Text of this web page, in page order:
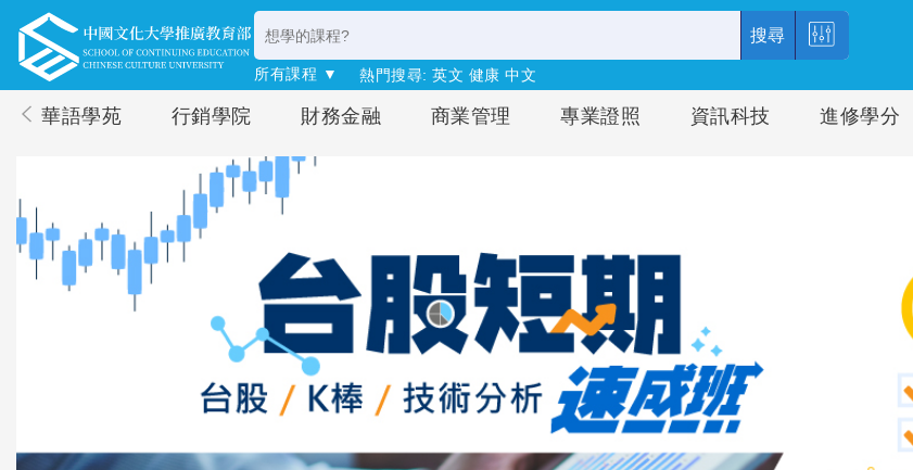
搜尋
所有課程 ▼ 熱門搜尋: 英文 健康 中文
華語學苑 行銷學院 財務金融 商業管理 專業證照 資訊科技 進修學分